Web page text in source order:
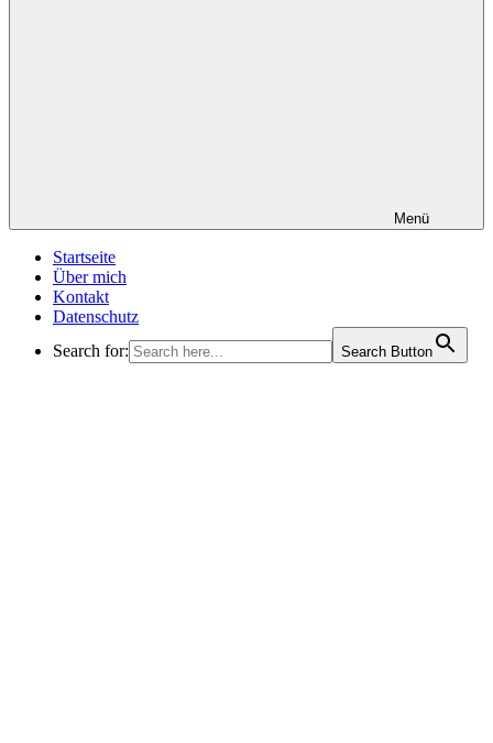
Menü
Startseite
Über mich
Kontakt
Datenschutz
Search for:
Search Button